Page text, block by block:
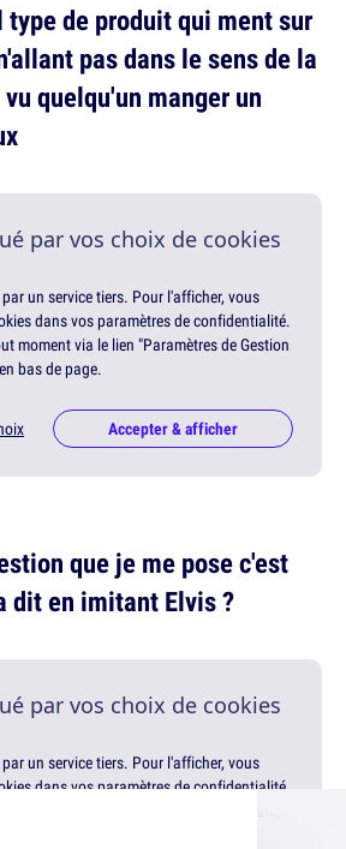
type de produit qui ment sur
pas dans le sens de la
quelqu'un manger un
par vos choix de cookies
un service tiers. Pour l'afficher, vous
dans vos paramètres de confidentialité.
moment via le lien "Paramètres de Gestion
bas de page.
Accepter & afficher
que je me pose c'est
dit en imitant Elvis ?
par vos choix de cookies
un service tiers. Pour l'afficher, vous
dans vos paramètres de confidentialité.
moment via le lien "Paramètres de Gestion
bas de page.